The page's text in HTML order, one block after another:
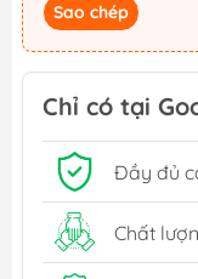
Sao chép
Chỉ có tại
Đầy đủ
Chất